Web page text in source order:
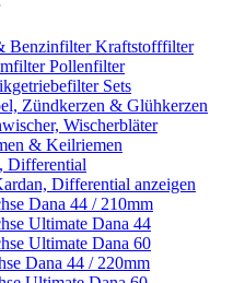
Benzinfilter Kraftstofffilter
Pollenfilter
Sets
Zündkerzen & Glühkerzen
Wischerbläter
& Keilriemen
Differential
Differential anzeigen
Dana 44 / 210mm
Ultimate Dana 44
Ultimate Dana 60
Dana 44 / 220mm